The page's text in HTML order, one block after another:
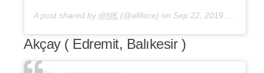
A post shared by @fif€ (@afifece) on Sep 22, 2019 at 3:55pm PDT
Akçay ( Edremit, Balıkesir )